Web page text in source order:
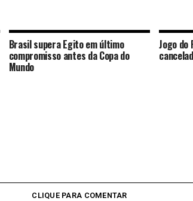
Brasil supera Egito em último
compromisso antes da Copa do
Mundo
Jogo do
CLIQUE PARA COMENTAR